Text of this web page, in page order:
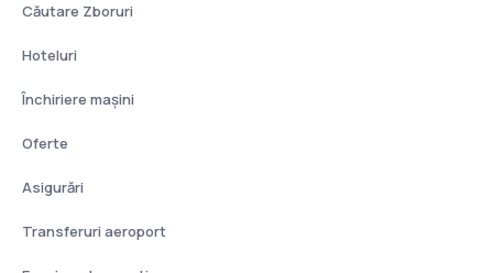
Căutare Zboruri
Hoteluri
Închiriere mașini
Oferte
Asigurări
Transferuri aeroport